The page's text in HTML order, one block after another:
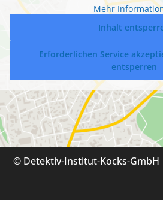
Mehr
Inhalt
Erforderlichen Service
entsperren
© Detektiv-Institut-Kocks-GmbH